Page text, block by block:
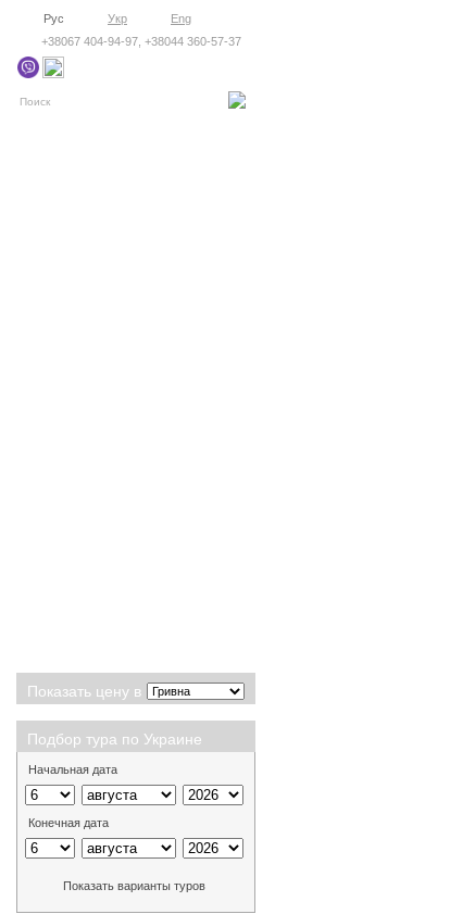
Рус Укр
Eng
+38067 404-94-97, +38044 360-57-37
Показать цену в
Подбор тура по Украине
Начальная дата
Конечная дата